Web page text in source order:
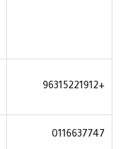
+96315221912
0116637747